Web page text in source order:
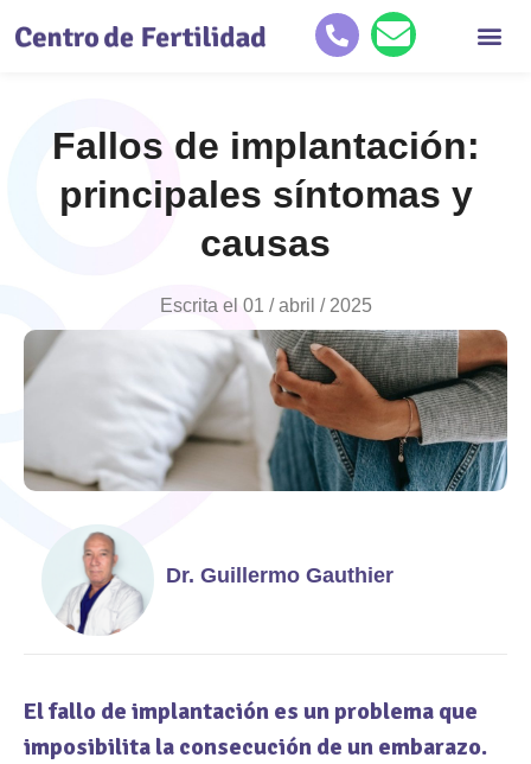
Fallos de implantación:
principales síntomas y
causas
Escrita el 01 / abril / 2025
Dr. Guillermo Gauthier
El fallo de implantación es un problema que
imposibilita la consecución de un embarazo.